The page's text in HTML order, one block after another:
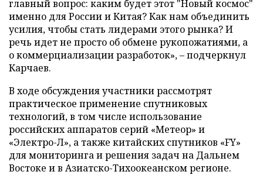
главный вопрос: каким будет этот "Новый космос"
именно для России и Китая? Как нам объединить
усилия, чтобы стать лидерами этого рынка? И
речь идет не просто об обмене рукопожатиями, а
о коммерциализации разработок», – подчеркнул
Карчаев.
В ходе обсуждения участники рассмотрят
практическое применение спутниковых
технологий, в том числе использование
российских аппаратов серий «Метеор» и
«Электро-Л», а также китайских спутников «FY»
для мониторинга и решения задач на Дальнем
Востоке и в Азиатско-Тихоокеанском регионе.